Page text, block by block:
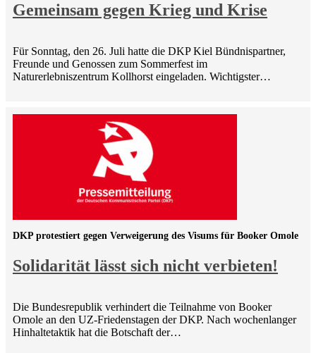
Gemeinsam gegen Krieg und Krise
Für Sonntag, den 26. Juli hatte die DKP Kiel Bündnispartner,
Freunde und Genossen zum Sommerfest im
Naturerlebniszentrum Kollhorst eingeladen. Wichtigster…
Solidarität lässt sich nicht verbieten!
DKP protestiert gegen Verweigerung des Visums für Booker Omole
Die Bundesrepublik verhindert die Teilnahme von Booker
Omole an den UZ-Friedenstagen der DKP. Nach wochenlanger
Hinhaltetaktik hat die Botschaft der…